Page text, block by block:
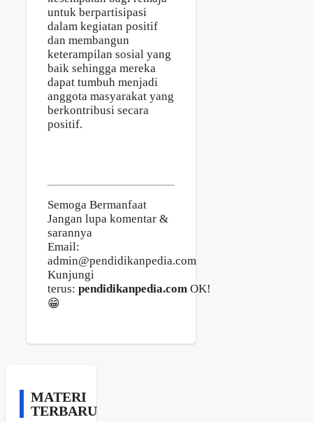
untuk berpartisipasi
dalam kegiatan positif
dan membangun
keterampilan sosial yang
baik sehingga mereka
dapat tumbuh menjadi
anggota masyarakat yang
berkontribusi secara
positif.
Semoga Bermanfaat
Jangan lupa komentar &
sarannya
Email:
admin@pendidikanpedia.com
Kunjungi
terus: pendidikanpedia.com OK!
😁
MATERI
TERBARU